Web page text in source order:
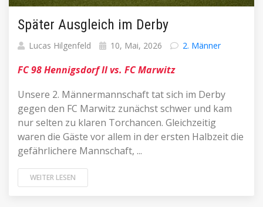
Später Ausgleich im Derby
Lucas Hilgenfeld 10, Mai, 2026 2. Männer
FC 98 Hennigsdorf II vs. FC Marwitz
Unsere 2. Männermannschaft tat sich im Derby
gegen den FC Marwitz zunächst schwer und kam
nur selten zu klaren Torchancen. Gleichzeitig
waren die Gäste vor allem in der ersten Halbzeit die
gefährlichere Mannschaft, ...
WEITER LESEN